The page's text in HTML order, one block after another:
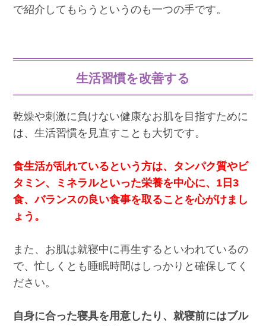
で紹介してもらうというのも一つの手です。
生活習慣を改善する
乾燥や刺激に負けない健康なお肌を目指すために
は、生活習慣を見直すことも大切です。
食生活が乱れているという方は、タンパク質やビ
タミン、ミネラルといった栄養を中心に、1日3
食、バランスの良い食事を取ることを心がけまし
ょう。
また、お肌は就寝中に再生するといわれているの
で、忙しくとも睡眠時間はしっかりと確保してく
ださい。
自身に合った寝具を用意したり、就寝前にはブル